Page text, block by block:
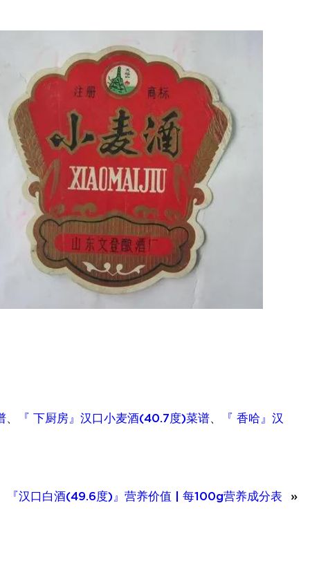
、 『 下厨房』汉口小麦酒(40.7度)菜谱、
『 香哈』汉
『汉口白酒(49.6度)』营养价值 | 每100g营养成分表 »